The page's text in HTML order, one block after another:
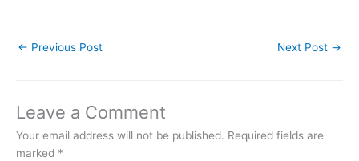
← Previous Post Next Post →
Leave a Comment
Your email address will not be published. Required fields are
marked *